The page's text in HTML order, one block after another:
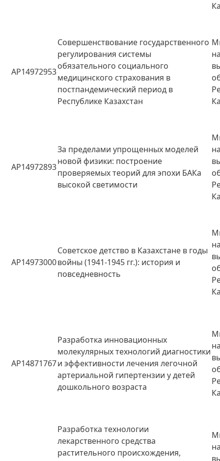
AP14972953
Совершенствование государственного
регулирования системы
обязательного социального
медицинского страхования в
постпандемический период в
Республике Казахстан
AP14972893
За пределами упрощенных моделей
новой физики: построение
проверяемых теорий для эпохи БАКа
высокой светимости
AP14973000
Советское детство в Казахстане в годы
войны (1941-1945 гг.): история и
повседневность
AP14871767
Разработка инновационных
молекулярных технологий диагностики
и эффективности лечения легочной
артериальной гипертензии у детей
дошкольного возраста
Разработка технологии
лекарственного средства
растительного происхождения,